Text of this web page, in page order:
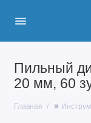
Пильный
20 мм, 60
Главная ✹